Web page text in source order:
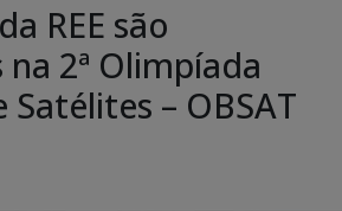
REE são
2ª Olimpíada
Satélites – OBSAT